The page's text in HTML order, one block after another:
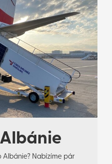
Albánie? Nabízíme pár